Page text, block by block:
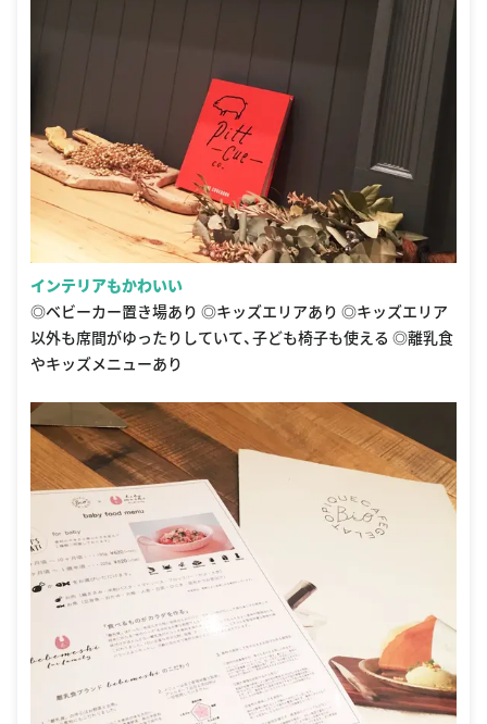
インテリアもかわいい
◎ベビーカー置き場あり ◎キッズエリアあり ◎キッズエリア
以外も席間がゆったりしていて、子ども椅子も使える ◎離乳食
やキッズメニューあり